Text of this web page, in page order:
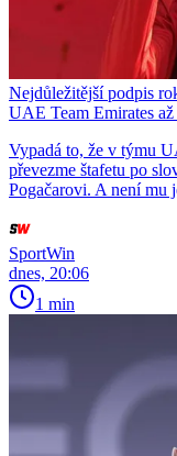
Nejdůležitější podpis
UAE Team Emirates
Vypadá to, že v týmu
převezme štafetu po
Pogačarovi. A není mu
SportWin
dnes, 20:06
1 min